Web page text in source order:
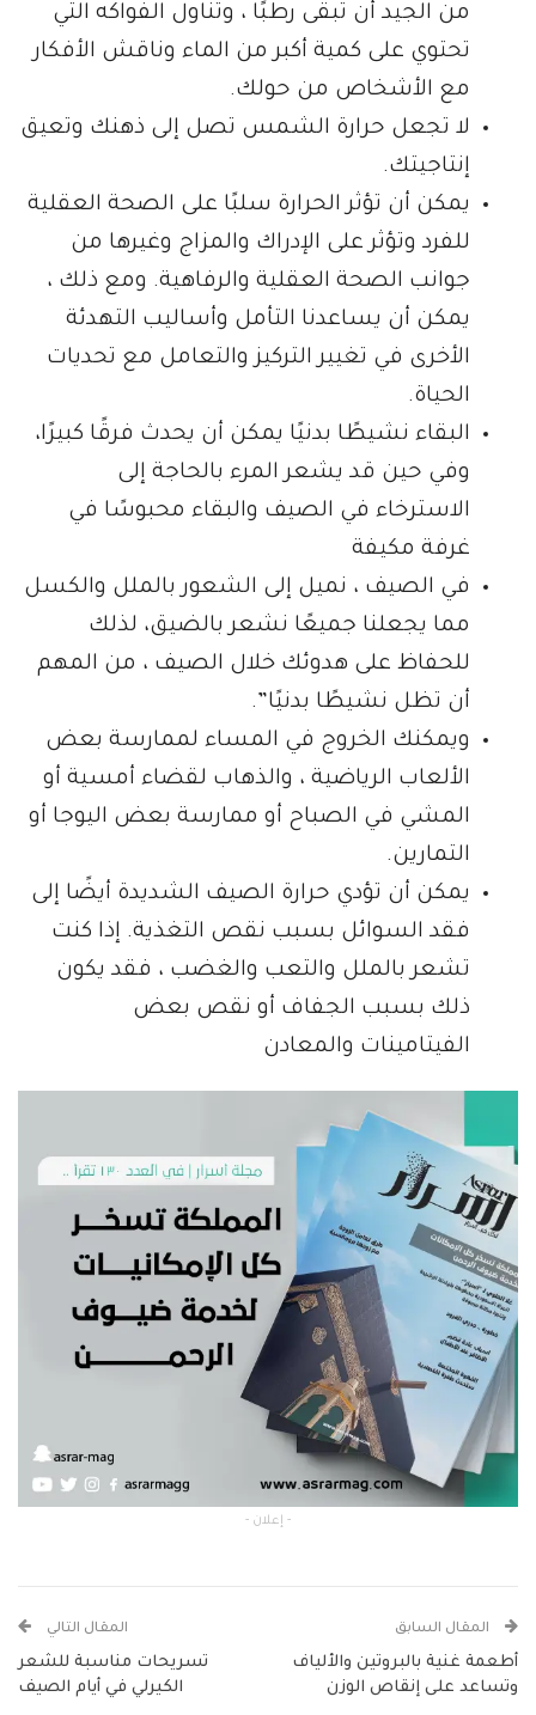
من الجيد أن تبقى رطبًا ، وتناول الفواكه التي
تحتوي على كمية أكبر من الماء وناقش الأفكار
مع الأشخاص من حولك.
لا تجعل حرارة الشمس تصل إلى ذهنك وتعيق
إنتاجيتك.
يمكن أن تؤثر الحرارة سلبًا على الصحة العقلية
للفرد وتؤثر على الإدراك والمزاج وغيرها من
جوانب الصحة العقلية والرفاهية. ومع ذلك ،
يمكن أن يساعدنا التأمل وأساليب التهدئة
الأخرى في تغيير التركيز والتعامل مع تحديات
الحياة.
البقاء نشيطًا بدنيًا يمكن أن يحدث فرقًا كبيرًا،
وفي حين قد يشعر المرء بالحاجة إلى
الاسترخاء في الصيف والبقاء محبوسًا في
غرفة مكيفة
في الصيف ، نميل إلى الشعور بالملل والكسل
مما يجعلنا جميعًا نشعر بالضيق، لذلك
للحفاظ على هدوئك خلال الصيف ، من المهم
أن تظل نشيطًا بدنيًا”.
ويمكنك الخروج في المساء لممارسة بعض
الألعاب الرياضية ، والذهاب لقضاء أمسية أو
المشي في الصباح أو ممارسة بعض اليوجا أو
التمارين.
يمكن أن تؤدي حرارة الصيف الشديدة أيضًا إلى
فقد السوائل بسبب نقص التغذية. إذا كنت
تشعر بالملل والتعب والغضب ، فقد يكون
ذلك بسبب الجفاف أو نقص بعض
الفيتامينات والمعادن
- إعلان -
المقال السابق
أطعمة غنية بالبروتين والألياف
وتساعد على إنقاص الوزن
المقال التالي
تسريحات مناسبة للشعر
الكيرلي في أيام الصيف